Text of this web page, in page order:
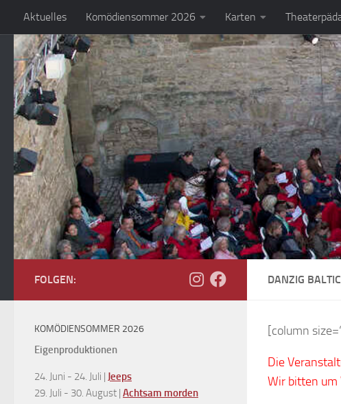
Zum Inhalt springen
Aktuelles Komödiensommer 2026 Karten
DANZIG
[column
Die
Wir bitten um
FOLGEN:
KOMÖDIENSOMMER 2026
Eigenproduktionen
24. Juni - 24. Juli | Jeeps
29. Juli - 30. August | Achtsam morden